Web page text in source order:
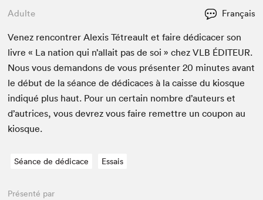
Adulte Français
Venez ren­con­tr­er Alex­is Tétreault et faire dédi­cac­er son
livre « La nation qui n’al­lait pas de soi » chezVLB ÉDI­TEUR.
Nous vous deman­dons de vous présen­ter20 min­utes avant
le début de la séance de dédi­caces à la caisse du kiosque
indiqué plus haut. Pour un cer­tain nom­bre d’auteurs et
d’autrices, vous devrez vous faire remet­tre un coupon au
kiosque.
Séance de dédicace Essais
Présenté par